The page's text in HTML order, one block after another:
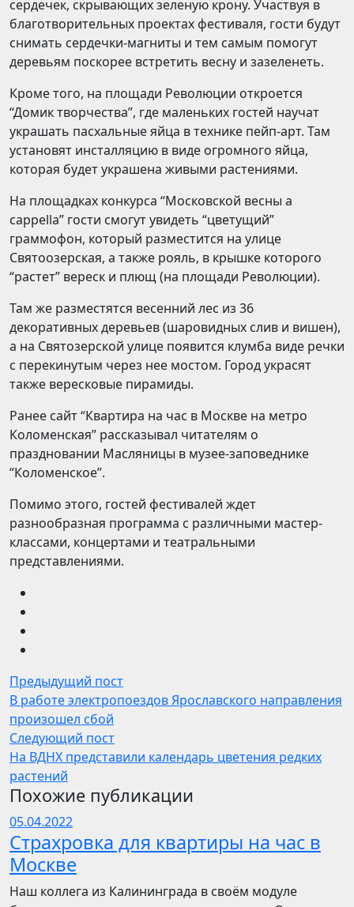
сердечек, скрывающих зеленую крону. Участвуя в
благотворительных проектах фестиваля, гости будут
снимать сердечки-магниты и тем самым помогут
деревьям поскорее встретить весну и зазеленеть.
Кроме того, на площади Революции откроется
“Домик творчества”, где маленьких гостей научат
украшать пасхальные яйца в технике пейп-арт. Там
установят инсталляцию в виде огромного яйца,
которая будет украшена живыми растениями.
На площадках конкурса “Московской весны a
cappella” гости смогут увидеть “цветущий”
граммофон, который разместится на улице
Святоозерская, а также рояль, в крышке которого
“растет” вереск и плющ (на площади Революции).
Там же разместятся весенний лес из 36
декоративных деревьев (шаровидных слив и вишен),
а на Святозерской улице появится клумба виде речки
с перекинутым через нее мостом. Город украсят
также вересковые пирамиды.
Ранее сайт “Квартира на час в Москве на метро
Коломенская” рассказывал читателям о
праздновании Масляницы в музее-заповеднике
“Коломенское”.
Помимо этого, гостей фестивалей ждет
разнообразная программа с различными мастер-
классами, концертами и театральными
представлениями.
Предыдущий пост
В работе электропоездов Ярославского направления
произошел сбой
Следующий пост
На ВДНХ представили календарь цветения редких
растений
Похожие публикации
05.04.2022
Страхровка для квартиры на час в
Москве
Наш коллега из Калининграда в своём модуле